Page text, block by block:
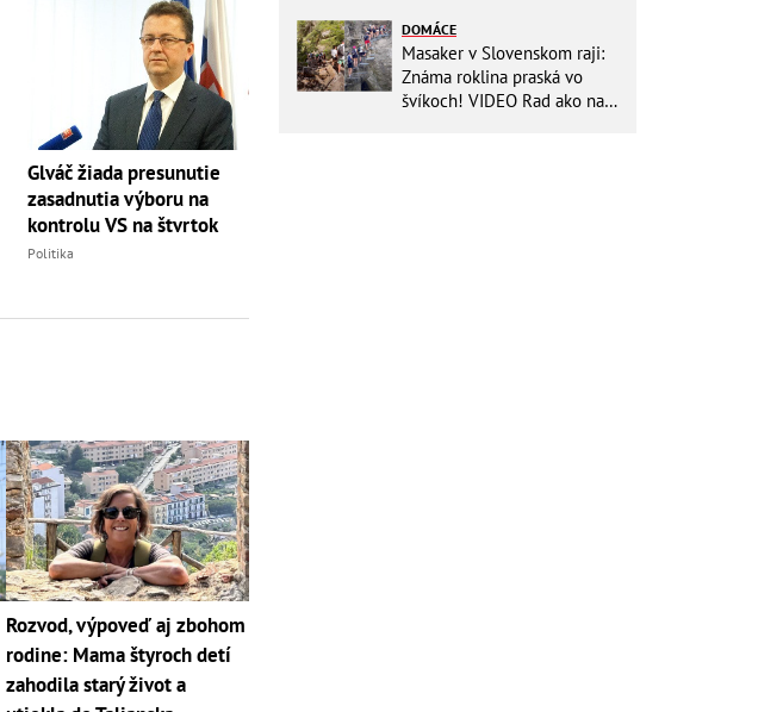
Glváč žiada presunutie
zasadnutia výboru na
kontrolu VS na štvrtok
Politika
Rozvod, výpoveď aj zbohom
rodine: Mama štyroch detí
zahodila starý život a
DOMÁCE
Masaker v Slovenskom raji:
Známa roklina praská vo
švíkoch! VIDEO Rad ako na